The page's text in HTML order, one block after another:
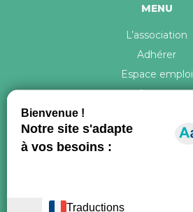
MENU
L’association
Adhérer
Espace emploi
Contact